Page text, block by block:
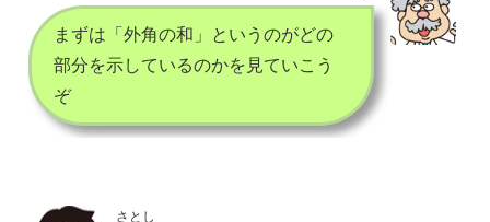
まずは「外角の和」というのがどの
部分を示しているのかを見ていこう
ぞ
さとし